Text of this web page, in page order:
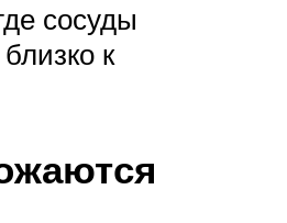
сосуды
к